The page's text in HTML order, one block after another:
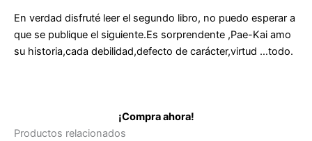
En verdad disfruté leer el segundo libro, no puedo esperar a
que se publique el siguiente.Es sorprendente ,Pae-Kai amo
su historia,cada debilidad,defecto de carácter,virtud …todo.
¡Compra ahora!
Productos relacionados